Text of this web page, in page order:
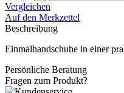
Vergleichen
Auf den Merkzettel
Beschreibung
Einmalhandschuhe in einer
Persönliche Beratung
Fragen zum Produkt?